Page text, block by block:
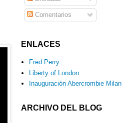
Comentarios
ENLACES
Fred Perry
Liberty of London
Inauguración Abercrombie Milan
ARCHIVO DEL BLOG